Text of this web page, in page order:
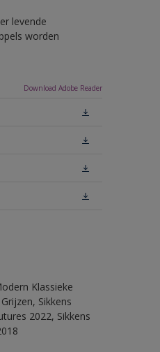
levende
worden
Download Adobe Reader
Klassieke
Sikkens
2022, Sikkens